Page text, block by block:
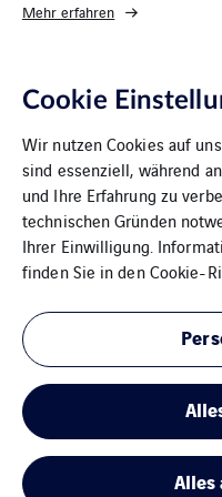
Mehr erfahren
VINCI Energies
The Agility Effect
Allgemeine
Rechtliche
Cookies
Cookie
Wir nutzen Cookies auf
sind essenziell, während
und Ihre Erfahrung zu
technischen Gründen
Ihrer Einwilligung.
finden Sie in denCookie-
Alles